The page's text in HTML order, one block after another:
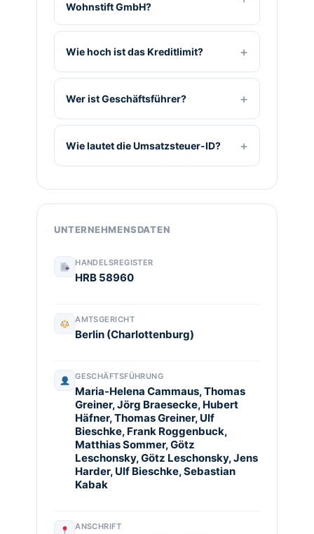
Wohnstift GmbH?
Wie hoch ist das Kreditlimit?
Wer ist Geschäftsführer?
Wie lautet die Umsatzsteuer-ID?
UNTERNEHMENSDATEN
HANDELSREGISTER
HRB 58960
AMTSGERICHT
Berlin (Charlottenburg)
GESCHÄFTSFÜHRUNG
Maria-Helena Cammaus, Thomas
Greiner, Jörg Braesecke, Hubert
Häfner, Thomas Greiner, Ulf
Bieschke, Frank Roggenbuck,
Matthias Sommer, Götz
Leschonsky, Götz Leschonsky, Jens
Harder, Ulf Bieschke, Sebastian
Kabak
ANSCHRIFT